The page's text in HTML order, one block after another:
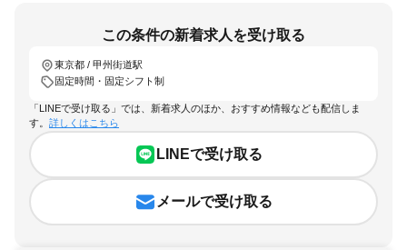
この条件の新着求人を受け取る
東京都 / 甲州街道駅
固定時間・固定シフト制
「LINEで受け取る」では、新着求人のほか、おすすめ情報なども配信しま
す。 詳しくはこちら
LINEで受け取る
メールで受け取る